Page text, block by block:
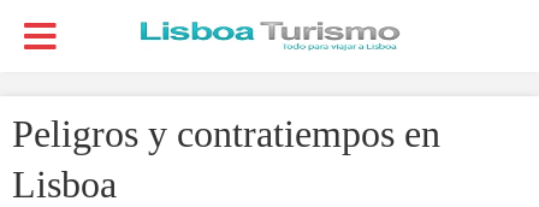
Peligros y contratiempos en
Lisboa